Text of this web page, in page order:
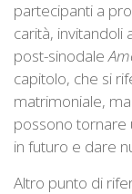
partecipanti a
carità, invitandoli
post-sinodale
capitolo, che si
matrimoniale,
possono tornare
in futuro e dare
Altro punto di